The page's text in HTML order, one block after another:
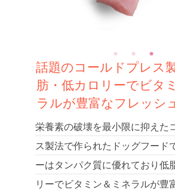
話題のコールドプレス
肪・低カロリーでビタ
ラルが豊富なフレッシ
栄養素の破壊を最小限に抑えた
ス製法で作られたドッグフード
ーはタンパク質に優れており低
リーでビタミン＆ミネラルが豊